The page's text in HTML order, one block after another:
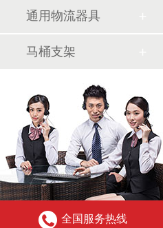
通用物流器具
马桶支架
全国服务热线